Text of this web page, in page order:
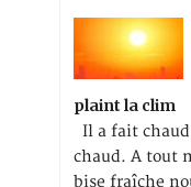
plaint la clim
Il a fait
chaud. A tout
bise fraîche